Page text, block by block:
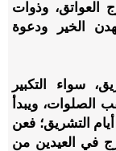
وذوات
الخير ودعوة
سواء التكبير
الصلوات، ويبدأ
التشريق؛ فعن
في العيدين من